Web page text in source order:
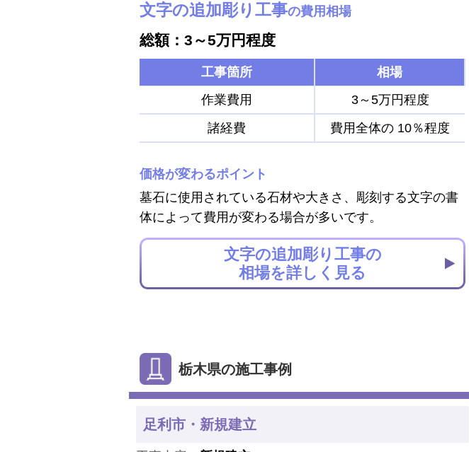
文字の追加彫り工事の費用相場
総額：3～5万円程度
工事箇所
相場
作業費用
3～5万円程度
諸経費
費用全体の 10％程度
価格が変わるポイント
墓石に使用されている石材や大きさ、彫刻する文字の書
体によって費用が変わる場合が多いです。
文字の追加彫り工事の
相場を詳しく見る
栃木県の施工事例
足利市・新規建立